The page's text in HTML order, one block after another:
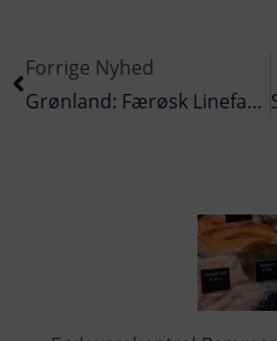
Forrige Nyhed
Grønland: Færøsk Linefartøj Solgt Til Det Grønlandske Rederi Arsuk Food